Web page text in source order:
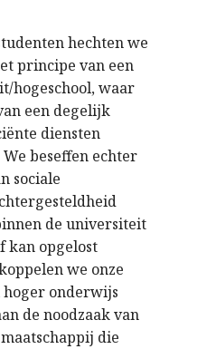
hechten we
principe van een
hogeschool, waar
een degelijk
diensten
beseffen echter
sociale
de universiteit
kan opgelost
we onze
hoger onderwijs
de noodzaak van
die